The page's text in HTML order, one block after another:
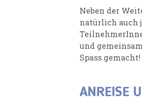
Neben der
natürlich auch
und
Spass gemacht!
ANREISE